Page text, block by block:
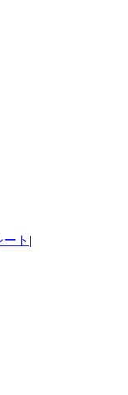
ト |